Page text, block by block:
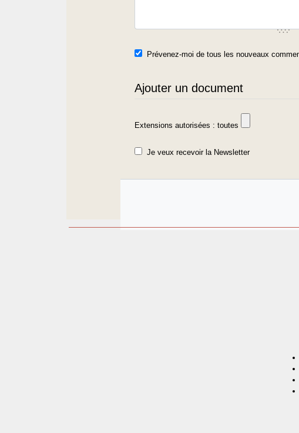
Prévenez-moi de tous les nouveaux
Ajouter un document
Extensions autorisées : toutes
Je veux recevoir la Newsletter